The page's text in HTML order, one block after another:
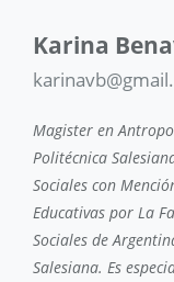
Karina
Magister en
Politécnica
Sociales con
Educativas por La
Sociales de
Salesiana. Es